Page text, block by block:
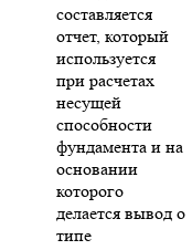
составляется
отчет, который
используется
при расчетах
несущей
способности
фундамента и на
основании
которого
делается вывод о
типе